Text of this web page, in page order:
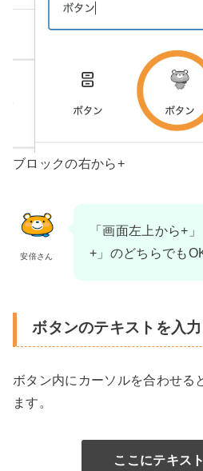
ブロックの右から+
安倍さん
「画面左上から+」
+」のどちらでも
ボタンのテキストを入力
ボタン内にカーソルを合わせる
ます。
ここにテキス